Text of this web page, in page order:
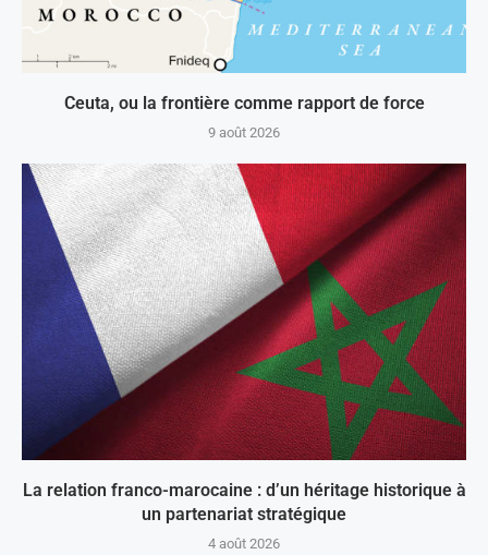
Ceuta, ou la frontière comme rapport de force
9 août 2026
La relation franco-marocaine : d’un héritage historique à
un partenariat stratégique
4 août 2026